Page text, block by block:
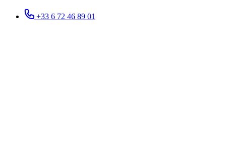
+33 6 72 46 89 01